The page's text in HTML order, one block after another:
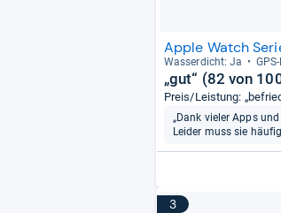
Apple Watch
Was­ser­dicht: Ja
„gut“ (82 von
Preis/Leistung:
„Dank vieler Apps
Leider muss sie
3